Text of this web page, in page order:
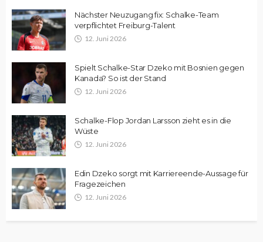
Nächster Neuzugang fix: Schalke-Team
verpflichtet Freiburg-Talent
12. Juni 2026
Spielt Schalke-Star Dzeko mit Bosnien gegen
Kanada? So ist der Stand
12. Juni 2026
Schalke-Flop Jordan Larsson zieht es in die
Wüste
12. Juni 2026
Edin Dzeko sorgt mit Karriereende-Aussage für
Fragezeichen
12. Juni 2026